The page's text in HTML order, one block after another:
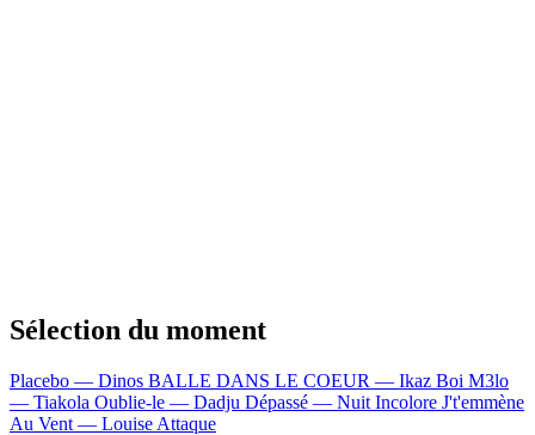
Sélection du moment
Placebo — Dinos BALLE DANS LE COEUR — Ikaz Boi M3lo
— Tiakola Oublie-le — Dadju Dépassé — Nuit Incolore J't'emmène
Au Vent — Louise Attaque